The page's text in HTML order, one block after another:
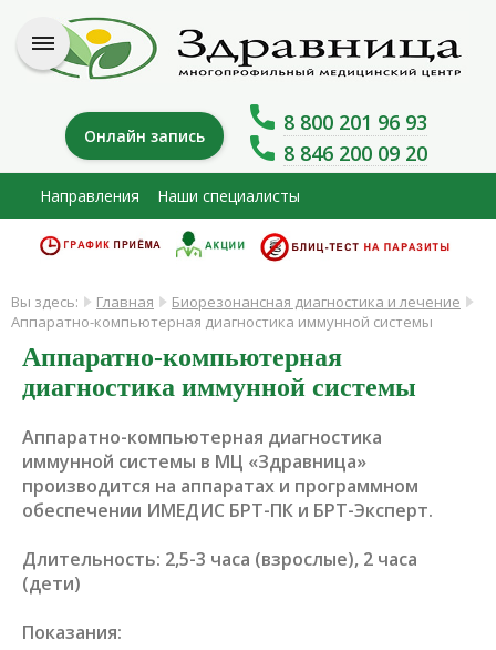
Онлайн запись
8 800 201 96 93
8 846 200 09 20
Направления Наши специалисты
Вы здесь: Главная
Биорезонансная диагностика и лечение
Аппаратно-компьютерная диагностика иммунной системы
Аппаратно-компьютерная диагностика
иммунной системы в МЦ «Здравница»
производится на аппаратах и программном
обеспечении ИМЕДИС БРТ-ПК и БРТ-Эксперт.
Длительность: 2,5-3 часа (взрослые), 2 часа
(дети)
Показания:
Аппаратно-компьютерная
диагностика иммунной системы